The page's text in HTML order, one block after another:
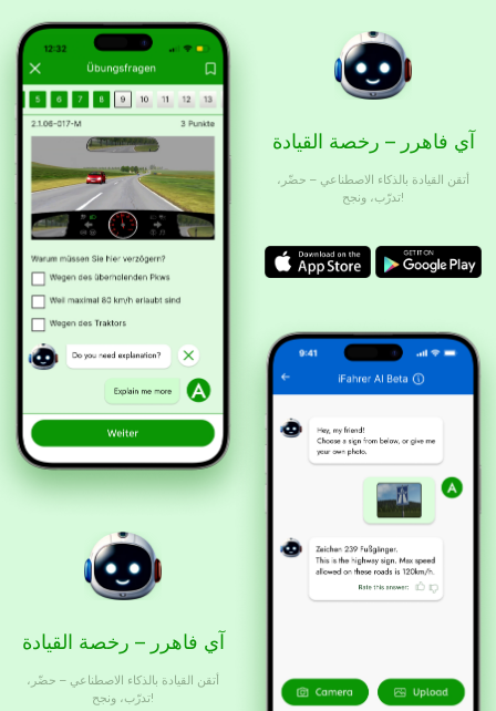
آي فاهرر – رخصة القيادة
أتقن القيادة بالذكاء الاصطناعي – حضّر،
تدرّب، ونجح!
آي فاهرر – رخصة القيادة
أتقن القيادة بالذكاء الاصطناعي – حضّر،
تدرّب، ونجح!